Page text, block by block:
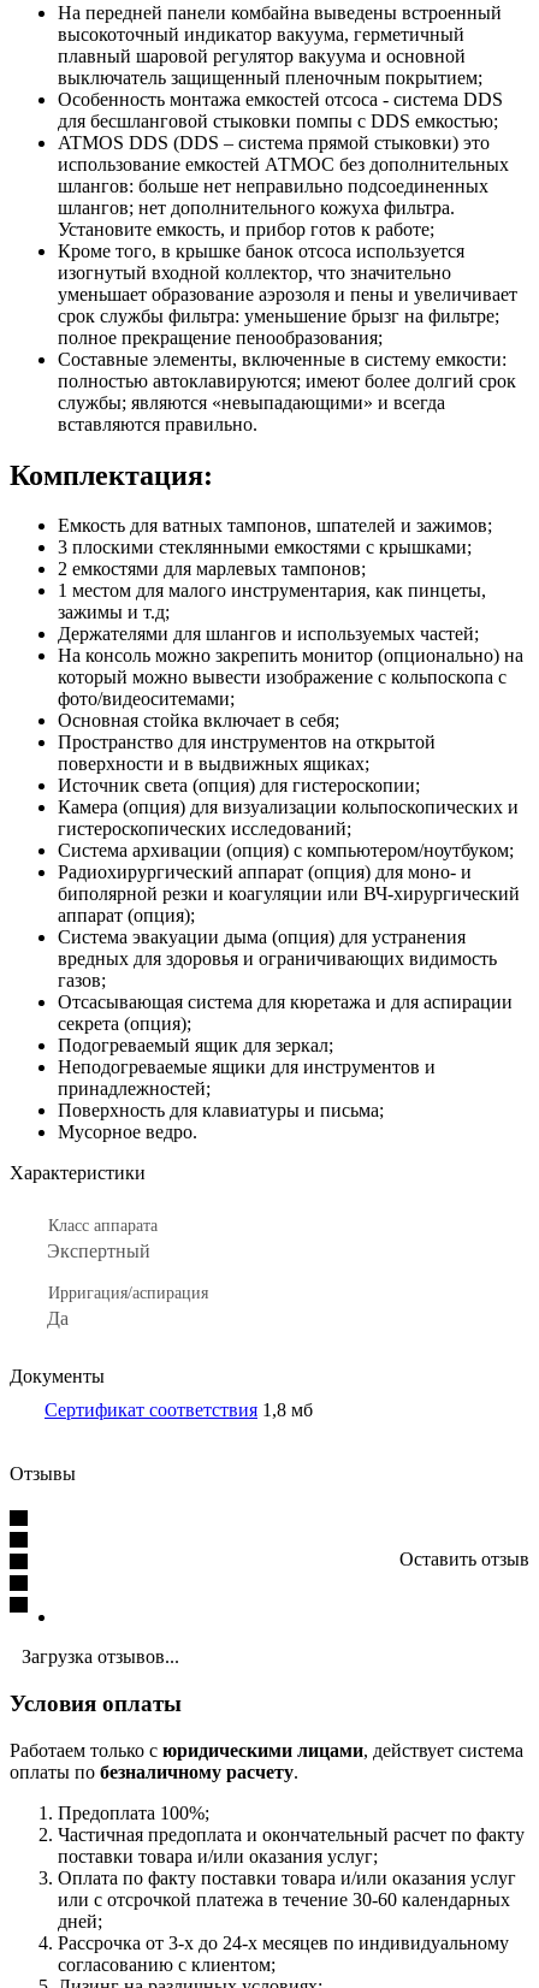
На передней панели комбайна выведены встроенный
высокоточный индикатор вакуума, герметичный
плавный шаровой регулятор вакуума и основной
выключатель защищенный пленочным покрытием;
Особенность монтажа емкостей отсоса - система DDS
для бесшланговой стыковки помпы с DDS емкостью;
ATMOS DDS (DDS – система прямой стыковки) это
использование емкостей АТМОС без дополнительных
шлангов: больше нет неправильно подсоединенных
шлангов; нет дополнительного кожуха фильтра.
Установите емкость, и прибор готов к работе;
Кроме того, в крышке банок отсоса используется
изогнутый входной коллектор, что значительно
уменьшает образование аэрозоля и пены и увеличивает
срок службы фильтра: уменьшение брызг на фильтре;
полное прекращение пенообразования;
Составные элементы, включенные в систему емкости:
полностью автоклавируются; имеют более долгий срок
службы; являются «невыпадающими» и всегда
вставляются правильно.
Комплектация:
Емкость для ватных тампонов, шпателей и зажимов;
3 плоскими стеклянными емкостями с крышками;
2 емкостями для марлевых тампонов;
1 местом для малого инструментария, как пинцеты,
зажимы и т.д;
Держателями для шлангов и используемых частей;
На консоль можно закрепить монитор (опционально) на
который можно вывести изображение с кольпоскопа с
фото/видеоситемами;
Основная стойка включает в себя;
Пространство для инструментов на открытой
поверхности и в выдвижных ящиках;
Источник света (опция) для гистероскопии;
Камера (опция) для визуализации кольпоскопических и
гистероскопических исследований;
Система архивации (опция) с компьютером/ноутбуком;
Радиохирургический аппарат (опция) для моно- и
биполярной резки и коагуляции или ВЧ-хирургический
аппарат (опция);
Система эвакуации дыма (опция) для устранения
вредных для здоровья и ограничивающих видимость
газов;
Отсасывающая система для кюретажа и для аспирации
секрета (опция);
Подогреваемый ящик для зеркал;
Неподогреваемые ящики для инструментов и
принадлежностей;
Поверхность для клавиатуры и письма;
Мусорное ведро.
Характеристики
Класс аппарата
Экспертный
Ирригация/аспирация
Да
Документы
Сертификат соответствия 1,8 мб
Отзывы
Оставить отзыв
Загрузка отзывов...
Условия оплаты
Работаем только с юридическими лицами, действует система
оплаты по безналичному расчету.
Предоплата 100%;
Частичная предоплата и окончательный расчет по факту
поставки товара и/или оказания услуг;
Оплата по факту поставки товара и/или оказания услуг
или с отсрочкой платежа в течение 30-60 календарных
дней;
Рассрочка от 3-х до 24-х месяцев по индивидуальному
согласованию с клиентом;